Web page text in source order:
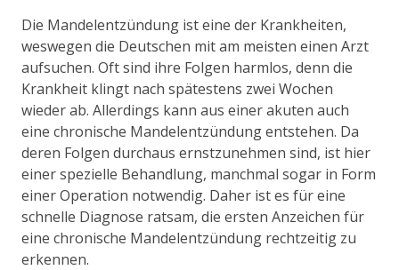
Die Mandelentzündung ist eine der Krankheiten,
weswegen die Deutschen mit am meisten einen Arzt
aufsuchen. Oft sind ihre Folgen harmlos, denn die
Krankheit klingt nach spätestens zwei Wochen
wieder ab. Allerdings kann aus einer akuten auch
eine chronische Mandelentzündung entstehen. Da
deren Folgen durchaus ernstzunehmen sind, ist hier
einer spezielle Behandlung, manchmal sogar in Form
einer Operation notwendig. Daher ist es für eine
schnelle Diagnose ratsam, die ersten Anzeichen für
eine chronische Mandelentzündung rechtzeitig zu
erkennen.